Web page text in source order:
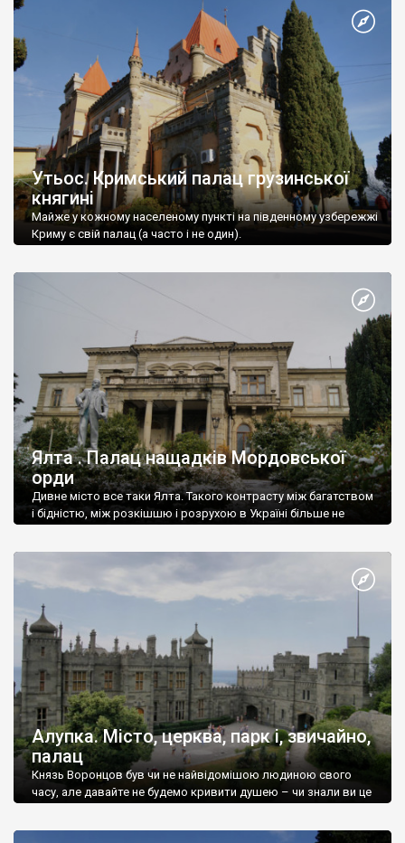
Утьос. Кримський палац грузинської
княгині
Майже у кожному населеному пункті на південному узбережжі
Криму є свій палац (а часто і не один).
Ялта . Палац нащадків Мордовської
орди
Дивне місто все таки Ялта. Такого контрасту між багатством
і бідністю, між розкішшю і розрухою в Україні більше не
Алупка. Місто, церква, парк і, звичайно,
палац
Князь Воронцов був чи не найвідомішою людиною свого
часу, але давайте не будемо кривити душею – чи знали ви це